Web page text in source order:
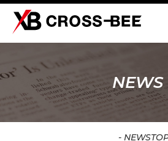
NEWS
-